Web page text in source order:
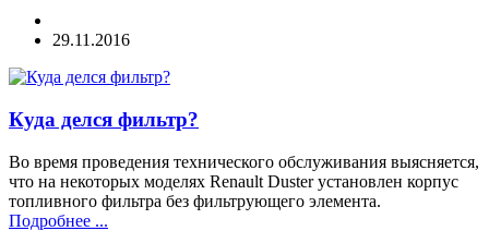
29.11.2016
Куда делся фильтр?
Во время проведения технического обслуживания выясняется,
что на некоторых моделях Renault Duster установлен корпус
топливного фильтра без фильтрующего элемента.
Подробнее ...